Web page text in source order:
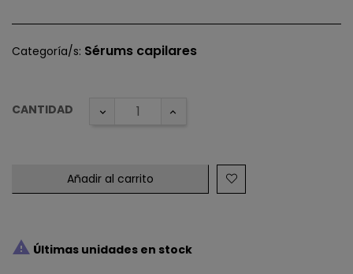
Categoría/s: Sérums capilares
CANTIDAD
Añadir al carrito
 Últimas unidades en stock